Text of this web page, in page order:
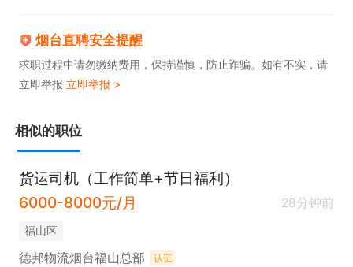
每日流水300-500元，具体收入以司机本人服务接单
时长决定(平均每小时接单收入*服务时长)多劳多得。
工作地点：烟台全域
咨询时请说是在烟台直聘看到的
烟台直聘安全提醒
求职过程中请勿缴纳费用，保持谨慎，防止诈骗。如有不实，请
立即举报 立即举报 >
相似的职位
货运司机（工作简单+节日福利）
6000-8000元/月
28分钟前
福山区
德邦物流烟台福山总部 认证